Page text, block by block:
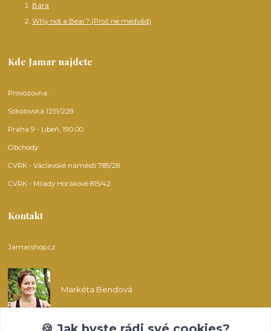
Bára
Why not a Bear? (Proč ne medvěd)
Kde Jamar najdete
Provozovna:
Sokolovská 1251/228
Praha 9 - Libeň, 190 00
Obchody:
CVRK - Václavské náměstí 785/28
CVRK - Milady Horákové 815/42
Kontakt
Jamarshop.cz
Markéta Bendová